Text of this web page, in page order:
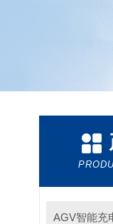
AGV智能充